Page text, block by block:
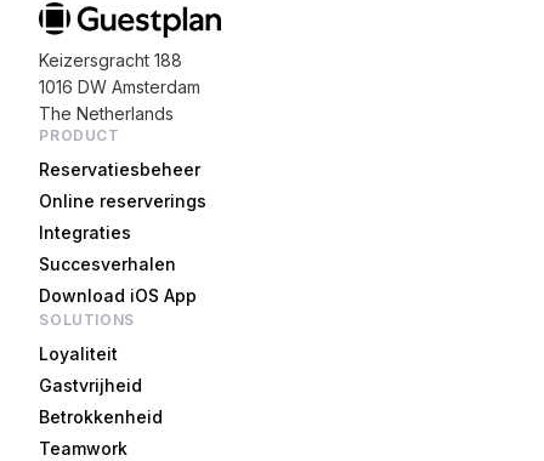
Keizersgracht 188
1016 DW Amsterdam
The Netherlands
PRODUCT
Reservatiesbeheer
Online reserverings
Integraties
Succesverhalen
Download iOS App
SOLUTIONS
Loyaliteit
Gastvrijheid
Betrokkenheid
Teamwork